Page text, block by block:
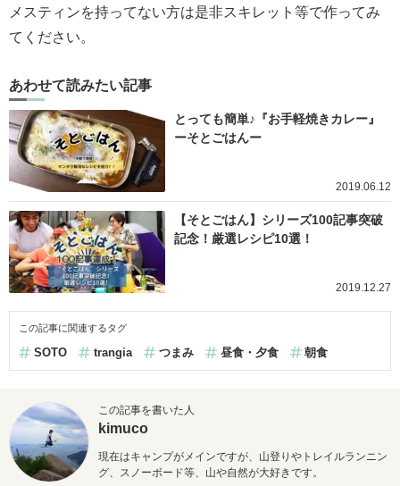
メスティンを持ってない方は是非スキレット等で作ってみ
てください。
あわせて読みたい記事
とっても簡単♪『お手軽焼きカレー』
ーそとごはんー
2019.06.12
【そとごはん】シリーズ100記事突破
記念！厳選レシピ10選！
2019.12.27
この記事に関連するタグ
SOTO trangia つまみ 昼食・夕食 朝食
この記事を書いた人
kimuco
現在はキャンプがメインですが、山登りやトレイルランニン
グ、
スノーボード等、山や自然が大好きです。